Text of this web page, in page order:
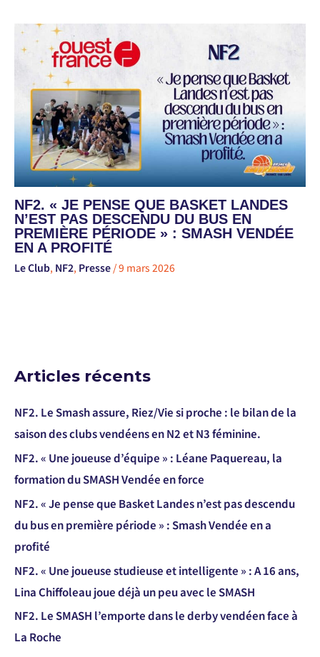
NF2. « JE PENSE QUE BASKET LANDES
N’EST PAS DESCENDU DU BUS EN
PREMIÈRE PÉRIODE » : SMASH VENDÉE
EN A PROFITÉ
Le Club, NF2, Presse /9 mars 2026
Articles récents
NF2. Le Smash assure, Riez/Vie si proche : le bilan de la
saison des clubs vendéens en N2 et N3 féminine.
NF2. « Une joueuse d’équipe » : Léane Paquereau, la
formation du SMASH Vendée en force
NF2. « Je pense que Basket Landes n’est pas descendu
du bus en première période » : Smash Vendée en a
profité
NF2. « Une joueuse studieuse et intelligente » : A 16 ans,
Lina Chiffoleau joue déjà un peu avec le SMASH
NF2. Le SMASH l’emporte dans le derby vendéen face à
La Roche